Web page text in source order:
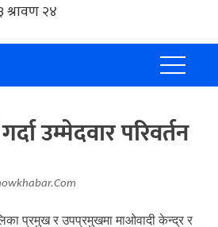
उम्मेदवार परिवर्तन
प्रमुख र उपप्रमुखमा माओवादी केन्द्र र